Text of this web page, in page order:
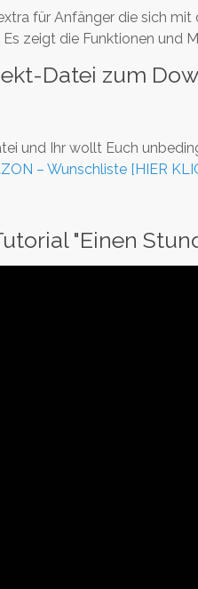
für Anfänger die sich
zeigt die Funktionen und
Datei zum
und Ihr wollt Euch
– Wunschliste [HIER
"Einen